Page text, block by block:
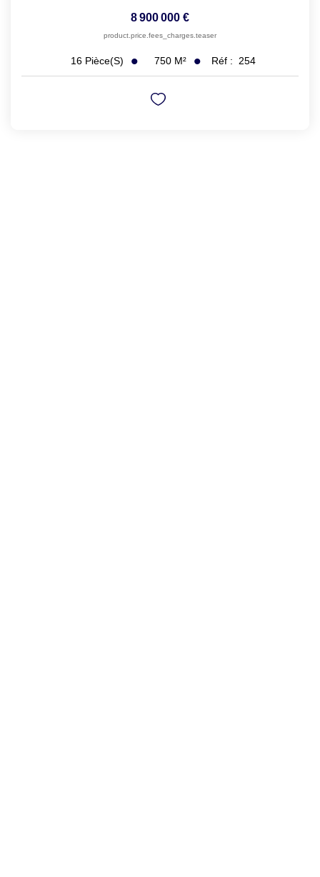
8 900 000 €
product.price.fees_charges.teaser
16 Pièce(s) 750 M² Réf : 254